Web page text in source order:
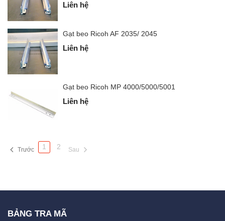
Liên hệ
Gạt beo Ricoh AF 2035/ 2045
Liên hệ
Gạt beo Ricoh MP 4000/5000/5001
Liên hệ
Trước 1 2 Sau
BẢNG TRA MÃ